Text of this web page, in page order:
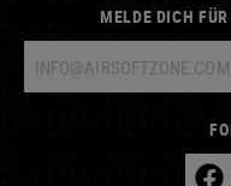
MELDE DICH